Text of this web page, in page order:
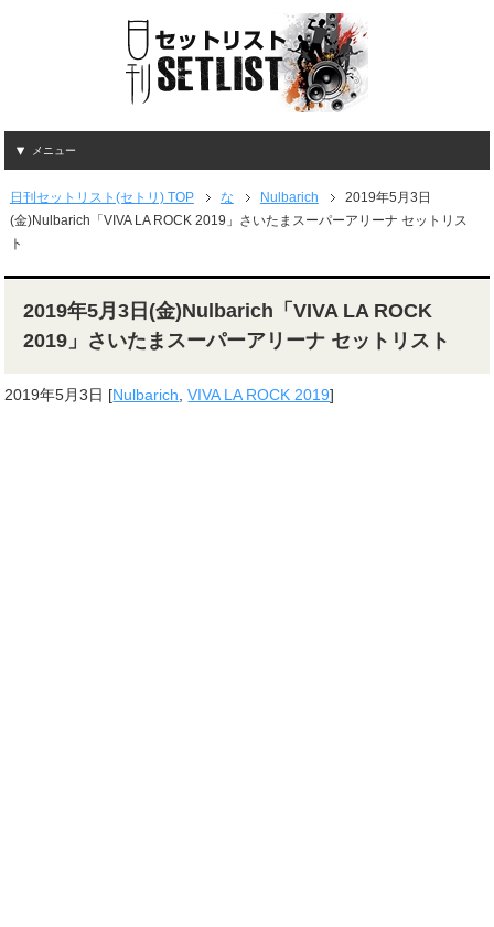
メニュー
日刊セットリスト(セトリ) TOP な Nulbarich
2019年5月3日
(金)Nulbarich「VIVA LA ROCK 2019」さいたまスーパーアリーナ セットリス
ト
2019年5月3日(金)Nulbarich「VIVA LA ROCK
2019」さいたまスーパーアリーナ セットリスト
2019年5月3日 [Nulbarich,VIVA LA ROCK 2019]